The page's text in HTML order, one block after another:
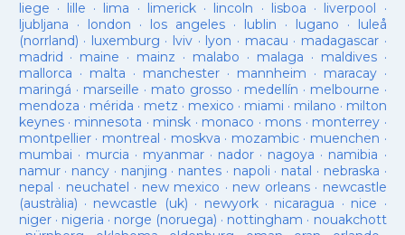
liege · lille · lima · limerick· lincoln · lisboa · liverpool ·
ljubljana · london · los angeles· lublin · lugano · luleå
(norrland) · luxemburg · lviv · lyon · macau · madagascar·
madrid · maine · mainz · malabo · malaga · maldives·
mallorca · malta · manchester· mannheim · maracay·
maringá · marseille · mato grosso · medellín · melbourne ·
mendoza · mérida · metz · mexico · miami · milano · milton
keynes· minnesota · minsk · monaco · mons · monterrey ·
montpellier· montreal · moskva · mozambic· muenchen ·
mumbai · murcia · myanmar· nador · nagoya · namibia ·
namur· nancy · nanjing · nantes · napoli · natal · nebraska ·
nepal · neuchatel · new mexico · new orleans· newcastle
(austràlia) · newcastle (uk) · newyork· nicaragua · nice ·
niger· nigeria · norge (noruega) · nottingham · nouakchott